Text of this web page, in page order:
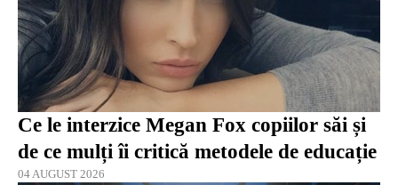
Ce le interzice Megan Fox copiilor săi și
de ce mulți îi critică metodele de educație
04 AUGUST 2026